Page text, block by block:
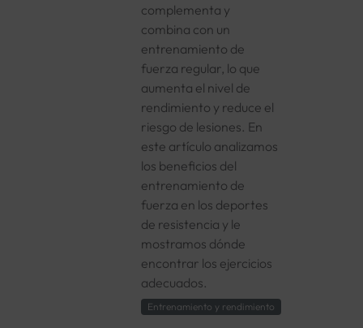
complementa y
combina con un
entrenamiento de
fuerza regular, lo que
aumenta el nivel de
rendimiento y reduce el
riesgo de lesiones. En
este artículo analizamos
los beneficios del
entrenamiento de
fuerza en los deportes
de resistencia y le
mostramos dónde
encontrar los ejercicios
adecuados.
Entrenamiento y rendimiento